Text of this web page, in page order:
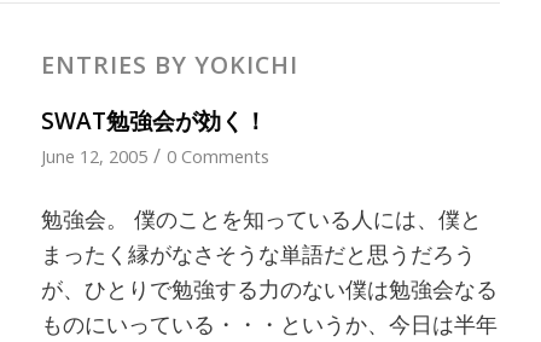
ENTRIES BY YOKICHI
SWAT勉強会が効く！
June 12, 2005 / 0 Comments
勉強会。 僕のことを知っている人には、僕と
まったく縁がなさそうな単語だと思うだろう
が、ひとりで勉強する力のない僕は勉強会なる
ものにいっている・・・というか、今日は半年